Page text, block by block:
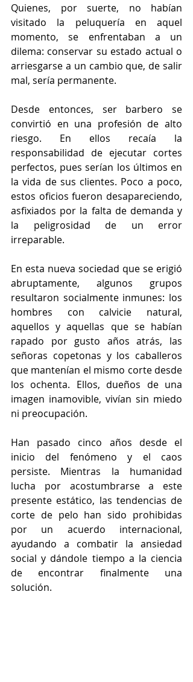
Quienes, por suerte, no habían
visitado la peluquería en aquel
momento, se enfrentaban a un
dilema: conservar su estado actual o
arriesgarse a un cambio que, de salir
mal, sería permanente.
Desde entonces, ser barbero se
convirtió en una profesión de alto
riesgo. En ellos recaía la
responsabilidad de ejecutar cortes
perfectos, pues serían los últimos en
la vida de sus clientes. Poco a poco,
estos oficios fueron desapareciendo,
asfixiados por la falta de demanda y
la peligrosidad de un error
irreparable.
En esta nueva sociedad que se erigió
abruptamente, algunos grupos
resultaron socialmente inmunes: los
hombres con calvicie natural,
aquellos y aquellas que se habían
rapado por gusto años atrás, las
señoras copetonas y los caballeros
que mantenían el mismo corte desde
los ochenta. Ellos, dueños de una
imagen inamovible, vivían sin miedo
ni preocupación.
Han pasado cinco años desde el
inicio del fenómeno y el caos
persiste. Mientras la humanidad
lucha por acostumbrarse a este
presente estático, las tendencias de
corte de pelo han sido prohibidas
por un acuerdo internacional,
ayudando a combatir la ansiedad
social y dándole tiempo a la ciencia
de encontrar finalmente una
solución.